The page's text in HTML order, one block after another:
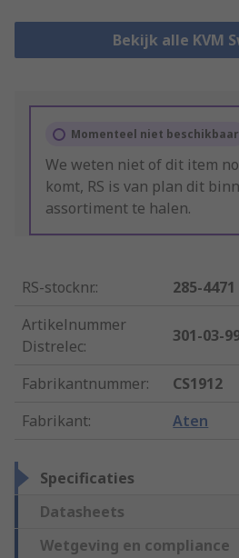
Bekijk alle KVM
Momenteel niet beschikbaar
We weten niet of dit item
komt, RS is van plan dit
assortiment te halen.
RS-stocknr.:
285-4471
Artikelnummer
Distrelec:
301-03-
Fabrikantnummer:
CS1912
Fabrikant: Aten
Specificaties
Datasheets
Wetgeving en compliance